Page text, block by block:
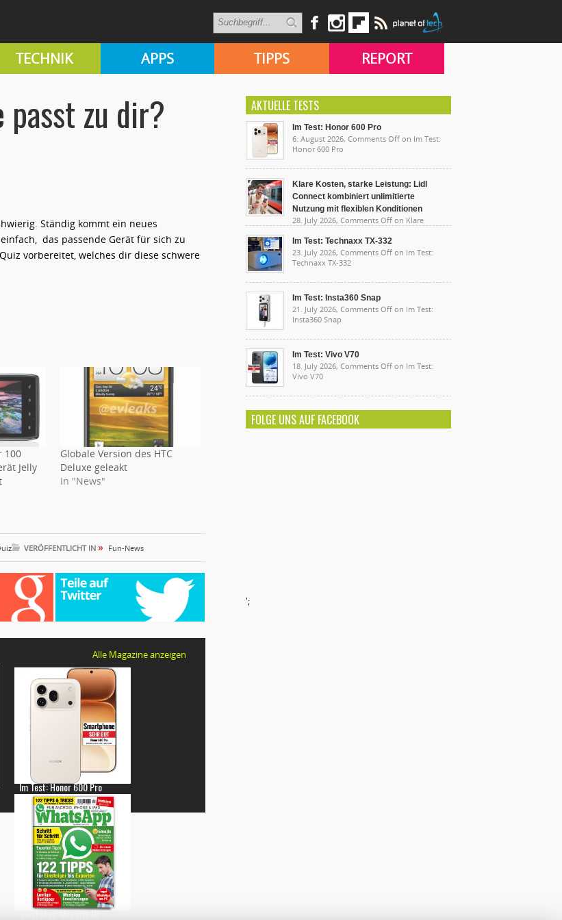
TECHNIK APPS TIPPS REPORT
passt zu dir?
Ständig kommt ein neues
das passende Gerät für sich zu
vorbereitet, welches dir diese schwere
100
Jelly
Globale Version des HTC
Deluxe geleakt
In "News"
VERÖFFENTLICHT IN » Fun-News
Alle Magazine anzeigen
Im Test: Honor 600 Pro
WhatsApp Magazin Nr.
AKTUELLE TESTS
Im Test: Honor 600 Pro
6. August 2026, Comments Off on Im Test:
Honor 600 Pro
Klare Kosten, starke Leistung: Lidl
Connect kombiniert unlimitierte
Nutzung mit flexiblen Konditionen
28. July 2026, Comments Off on Klare
unlimitierte Nutzung mit flexiblen Konditionen
Im Test: Technaxx TX-332
23. July 2026, Comments Off on Im Test:
Technaxx TX-332
Im Test: Insta360 Snap
21. July 2026, Comments Off on Im Test:
Insta360 Snap
Im Test: Vivo V70
18. July 2026, Comments Off on Im Test:
Vivo V70
FOLGE UNS AUF FACEBOOK
';